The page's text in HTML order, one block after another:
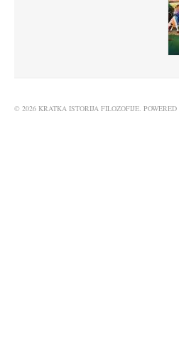
© 2026 KRATKA ISTORIJA FILOZOFIJE. POWERED